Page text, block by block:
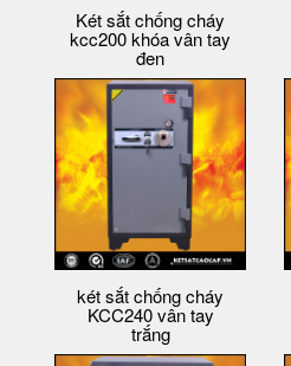
Két sắt chống cháy
kcc200 khóa vân tay
đen
két sắt chống cháy
KCC240 vân tay
trắng